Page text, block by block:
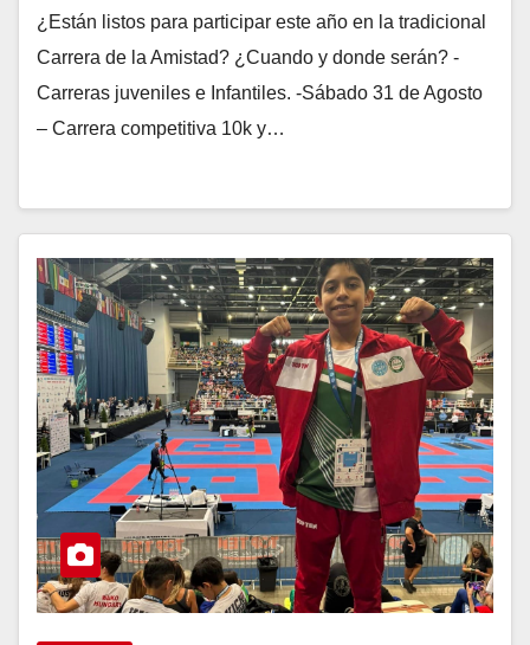
¿Están listos para participar este año en la tradicional
Carrera de la Amistad? ¿Cuando y donde serán? -
Carreras juveniles e Infantiles. -Sábado 31 de Agosto
– Carrera competitiva 10k y…